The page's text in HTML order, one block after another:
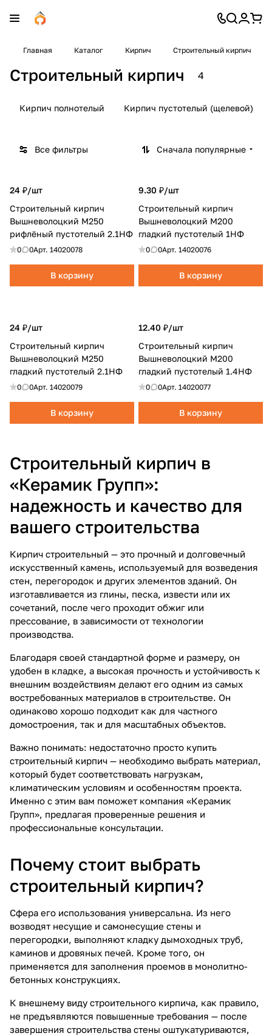
Главная Каталог Кирпич Строительный кирпич
Строительный кирпич 4
Кирпич полнотелый Кирпич пустотелый (щелевой)
Все фильтры Сначала популярные
24 ₽/шт
Строительный кирпич
Вышневолоцкий М250
рифлёный пустотелый 2.1НФ
0 0Арт. 14020078
В корзину
9.30 ₽/шт
Строительный кирпич
Вышневолоцкий M200
гладкий пустотелый 1НФ
0 0Арт. 14020076
В корзину
24 ₽/шт
Строительный кирпич
Вышневолоцкий М250
гладкий пустотелый 2.1НФ
0 0Арт. 14020079
В корзину
12.40 ₽/шт
Строительный кирпич
Вышневолоцкий M200
гладкий пустотелый 1.4НФ
0 0Арт. 14020077
В корзину
Строительный кирпич в
«Керамик Групп»:
надежность и качество для
вашего строительства
Кирпич строительный — это прочный и долговечный
искусственный камень, используемый для возведения
стен, перегородок и других элементов зданий. Он
изготавливается из глины, песка, извести или их
сочетаний, после чего проходит обжиг или
прессование, в зависимости от технологии
производства.
Благодаря своей стандартной форме и размеру, он
удобен в кладке, а высокая прочность и устойчивость к
внешним воздействиям делают его одним из самых
востребованных материалов в строительстве. Он
одинаково хорошо подходит как для частного
домостроения, так и для масштабных объектов.
Важно понимать: недостаточно просто купить
строительный кирпич — необходимо выбрать материал,
который будет соответствовать нагрузкам,
климатическим условиям и особенностям проекта.
Именно с этим вам поможет компания «Керамик
Групп», предлагая проверенные решения и
профессиональные консультации.
Почему стоит выбрать
строительный кирпич?
Сфера его использования универсальна. Из него
возводят несущие и самонесущие стены и
перегородки, выполняют кладку дымоходных труб,
каминов и дровяных печей. Кроме того, он
применяется для заполнения проемов в монолитно-
бетонных конструкциях.
К внешнему виду строительного кирпича, как правило,
не предъявляются повышенные требования — после
завершения строительства стены оштукатуриваются,